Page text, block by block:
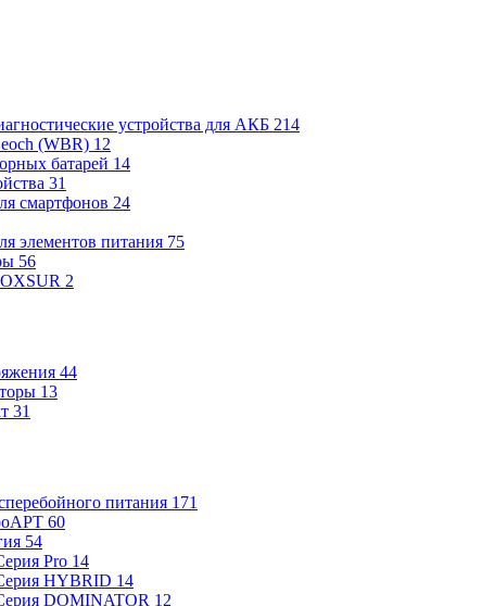
устройства для АКБ 214
(WBR) 12
батарей 14
31
смартфонов 24
элементов питания 75
56
2
44
13
31
питания 171
60
54
Pro 14
HYBRID 14
DOMINATOR 12